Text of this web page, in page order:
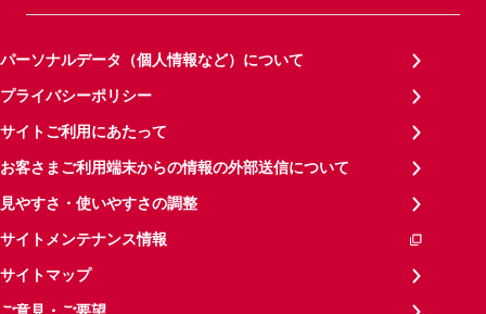
パーソナルデータ（個人情報など）について
プライバシーポリシー
サイトご利用にあたって
お客さまご利用端末からの情報の外部送信について
見やすさ・使いやすさの調整
サイトメンテナンス情報
サイトマップ